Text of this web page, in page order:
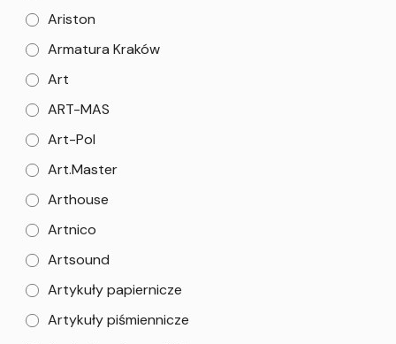
Ariston
Armatura Kraków
Art
ART-MAS
Art-Pol
Art.Master
Arthouse
Artnico
Artsound
Artykuły papiernicze
Artykuły piśmiennicze